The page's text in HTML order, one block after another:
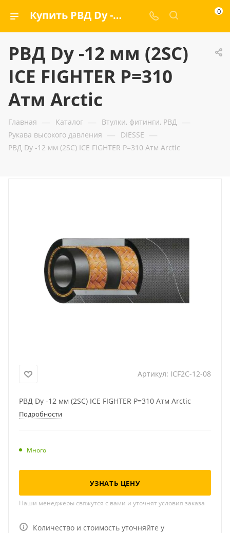
Купить РВД Dу -12 мм (2SC) ICE FIGHTER Р=310 Атм Arctic — ООО «ГИДРАМАКС» 0
РВД Dу -12 мм (2SC)
ICE FIGHTER Р=310
Атм Arctic
Главная — Каталог — Втулки, фитинги, РВД —
Рукава высокого давления — DIESSE —
РВД Dу -12 мм (2SC) ICE FIGHTER Р=310 Атм Arctic
Артикул: ICF2C-12-08
РВД Dу -12 мм (2SC) ICE FIGHTER Р=310 Атм Arctic
Подробности
Много
УЗНАТЬ ЦЕНУ
Наши менеджеры свяжутся с вами и уточнят условия заказа
Количество и стоимость уточняйте у